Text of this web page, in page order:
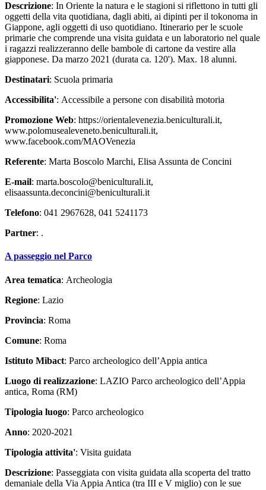
Descrizione: In Oriente la natura e le stagioni si riflettono in tutti gli
oggetti della vita quotidiana, dagli abiti, ai dipinti per il tokonoma in
Giappone, agli oggetti di uso quotidiano. Itinerario per le scuole
primarie che comprende una visita guidata e un laboratorio nel quale
i ragazzi realizzeranno delle bambole di cartone da vestire alla
giapponese. Da marzo 2021 (durata ca. 120'). Max. 18 alunni.
Destinatari: Scuola primaria
Accessibilita': Accessibile a persone con disabilità motoria
Promozione Web: https://orientalevenezia.beniculturali.it,
www.polomusealeveneto.beniculturali.it,
www.facebook.com/MAOVenezia
Referente: Marta Boscolo Marchi, Elisa Assunta de Concini
E-mail: marta.boscolo@beniculturali.it,
elisaassunta.deconcini@beniculturali.it
Telefono: 041 2967628, 041 5241173
Partner: .
A passeggio nel Parco
Area tematica: Archeologia
Regione: Lazio
Provincia: Roma
Comune: Roma
Istituto Mibact: Parco archeologico dell’Appia antica
Luogo di realizzazione: LAZIO Parco archeologico dell’Appia
antica, Roma (RM)
Tipologia luogo: Parco archeologico
Anno: 2020-2021
Tipologia attivita': Visita guidata
Descrizione: Passeggiata con visita guidata alla scoperta del tratto
demaniale della Via Appia Antica (tra III e V miglio) con le sue